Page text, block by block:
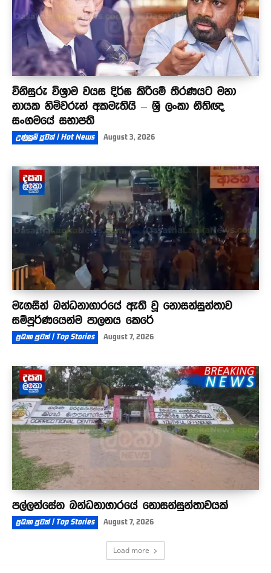
විනිසුරු විශ්‍රාම වයස දිර්ඝ කිරීමේ තීරණයට මහා
නායක හිමිවරුන් අකමැතියි – ශ්‍රී ලංකා නීතිඥ
සංගමයේ සභාපති
උණුසුම් පුවත් | Hot News August 3, 2026
මැගසින් බන්ධනාගාරයේ ඇති වූ නොසන්සුන්තාව
සම්පූර්ණයෙන්ම පාලනය කෙරේ
ප්‍රධාන පුවත් | Top Stories August 7, 2026
පල්ලන්සේන බන්ධනාගාරයේ නොසන්සුන්තාවයක්
ප්‍රධාන පුවත් | Top Stories August 7, 2026
Load more